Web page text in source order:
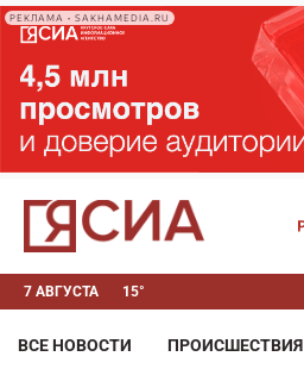
РЕКЛАМА • SAKHAMEDIA.RU
7 АВГУСТА 15°
ВСЕ НОВОСТИ ПРОИСШЕСТВИЯ